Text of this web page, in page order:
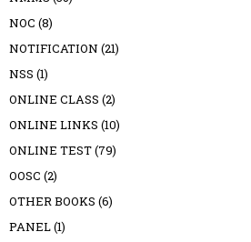
NOC (8)
NOTIFICATION (21)
NSS (1)
ONLINE CLASS (2)
ONLINE LINKS (10)
ONLINE TEST(79)
OOSC (2)
OTHER BOOKS (6)
PANEL(1)